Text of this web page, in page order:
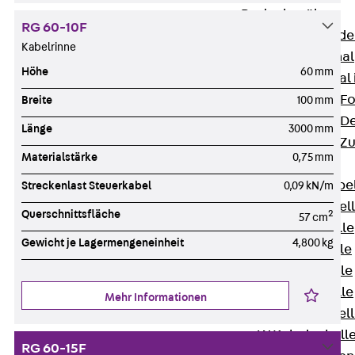
Bodenkanäle
BK Bodenkanal
KLK
Bodenkanal-
Bodenkanal-
Bodenkanal-
Kabelschellen
Zurück
AC
H Kabelschelle
S Kabelschelle
B Kabelschelle
U Kabelschelle
RU
W
RG 60-10F
Kabelrinne
Höhe 60 mm
Breite 100 mm
Länge 3000 mm
Materialstärke 0,75 mm
Streckenlast Steuerkabel 0,09 kN/m
Querschnittsfläche 57 cm2
Gewicht je Lagermengeneinheit 4,800 kg
Mehr Informationen
RG 60-15F